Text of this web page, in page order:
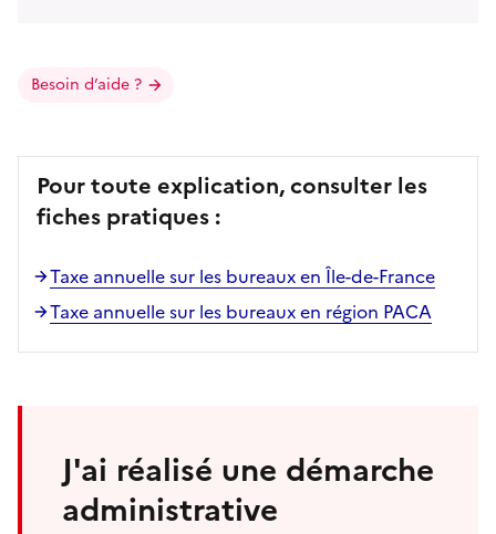
Besoin d’aide ?
Pour toute explication, consulter les
fiches pratiques :
Taxe annuelle sur les bureaux en Île-de-France
Taxe annuelle sur les bureaux en région PACA
J'ai réalisé une démarche
administrative